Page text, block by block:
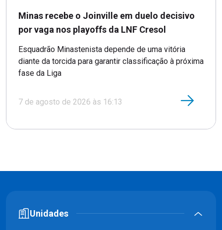
Minas recebe o Joinville em duelo decisivo
por vaga nos playoffs da LNF Cresol
Esquadrão Minastenista depende de uma vitória
diante da torcida para garantir classificação à próxima
fase da Liga
7 de agosto de 2026 às 16:13
Unidades